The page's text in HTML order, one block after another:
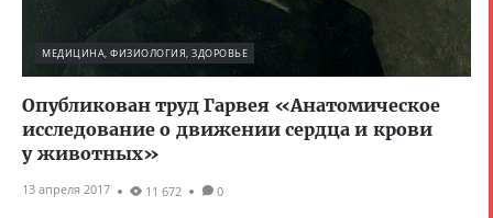
МЕДИЦИНА, ФИЗИОЛОГИЯ, ЗДОРОВЬЕ
Опубликован труд Гарвея «Анатомическое
исследование о движении сердца и крови
у животных»
13 апреля 2017 11 672 0